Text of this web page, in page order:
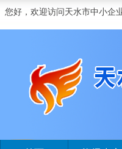
您好，欢迎访问天水市中小企